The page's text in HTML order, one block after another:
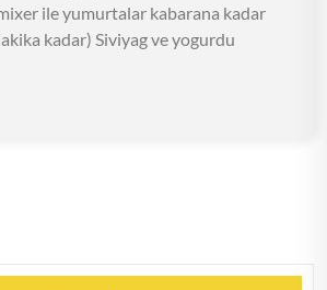
ile yumurtalar kabarana kadar
kadar) Siviyag ve yogurdu